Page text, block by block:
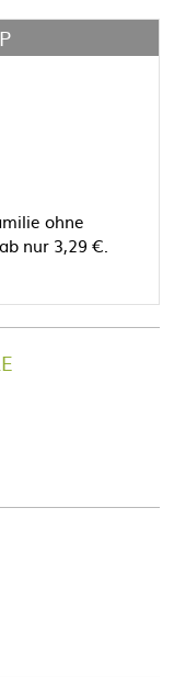
ohne
nur 3,29 €.